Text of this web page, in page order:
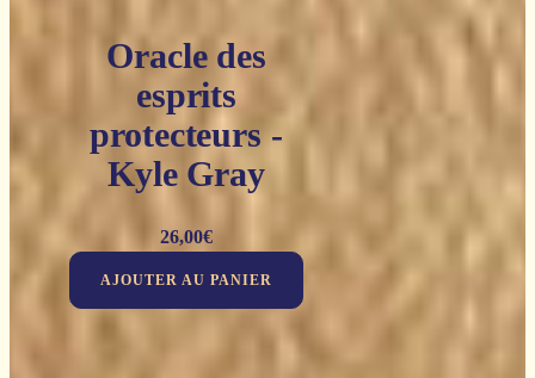
Oracle des
esprits
protecteurs -
Kyle Gray
26,00€
AJOUTER AU PANIER